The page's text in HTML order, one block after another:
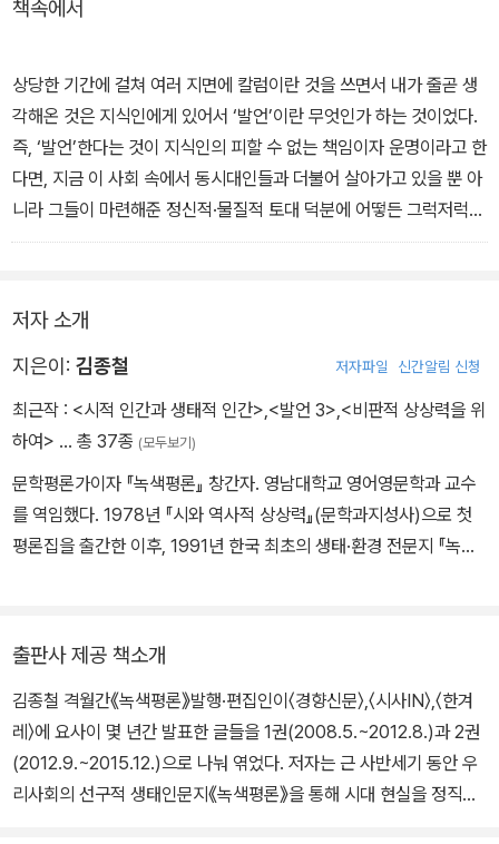
책속에서
상당한 기간에 걸쳐 여러 지면에 칼럼이란 것을 쓰면서 내가 줄곧 생
각해온 것은 지식인에게 있어서 ‘발언’이란 무엇인가 하는 것이었다.
즉, ‘발언’한다는 것이 지식인의 피할 수 없는 책임이자 운명이라고 한
다면, 지금 이 사회 속에서 동시대인들과 더불어 살아가고 있을 뿐 아
니라 그들이 마련해준 정신적·물질적 토대 덕분에 어떻든 그럭저럭
지식인 행세를 하고 있는 나는 무엇에 관해서 어떻게 발언해야 하는
왜냐하면 ‘발언’을 위해서는 우선 세상 돌아가는 형편에 주목(‘경청’)
하는 게 전제돼야 하기 때문이다. 세상사에 대해서 끊임없이 귀를 열
어 경청한다는 것은 ‘발언’이 갖추고 있어야 할 기본적 윤리이다.
지금 우리에게 가장 절박한 과제는, 말할 것도 없이, 자연과 사회적 약
이 비인간적인 시스템을 어떻게 벗어날 것이며, 그리하여 조금이라도
더 인간적이고 지속가능한 사회를 어떻게 만들어낼 것인가 하는 것이
다. 그 문제를 안고 이 암울한 시대를 비통한 심정으로 견뎌내고 있는
체에 대한 그리움 때문이다.
저자 소개
지은이: 김종철 저자파일 신간알림 신청
최근작 : <시적 인간과 생태적 인간>,<발언 3>,<비판적 상상력을 위
하여> … 총 37종 (모두보기)
문학평론가이자 『녹색평론』 창간자. 영남대학교 영어영문학과 교수
를 역임했다. 1978년 『시와 역사적 상상력』(문학과지성사)으로 첫
평론집을 출간한 이후, 1991년 한국 최초의 생태·환경 전문지 『녹색
장이 안되면 우리는 풍요롭지 못할 것인가』(공역), 『정의의 길로 비틀
거리며 가다』 등이 있다. 2020년 타계했다.
출판사 제공 책소개
김종철 격월간《녹색평론》발행·편집인이〈경향신문〉,〈시사IN〉,〈한겨
레〉에 요사이 몇 년간 발표한 글들을 1권(2008.5.~2012.8.)과 2권
(2012.9.~2015.12.)으로 나눠 엮었다. 저자는 근 사반세기 동안 우
리사회의 선구적 생태인문지《녹색평론》을 통해 시대 현실을 정직하